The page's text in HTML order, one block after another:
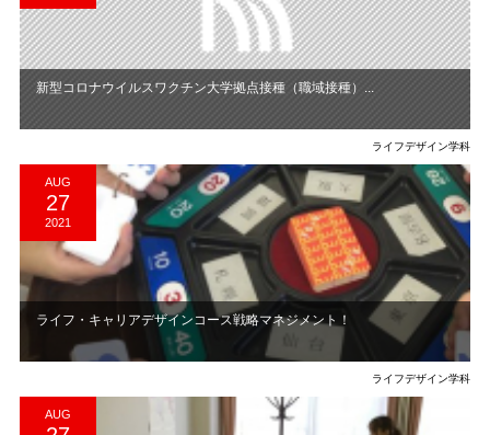
新型コロナウイルスワクチン大学拠点接種（職域接種）...
ライフデザイン学科
AUG
27
2021
ライフ・キャリアデザインコース戦略マネジメント！
ライフデザイン学科
AUG